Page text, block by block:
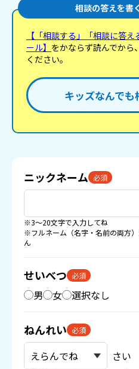
相談の答えを書
【「相談する」「相談に答
ール】 をかならず読んでから
ください。
キッズなんでも
ニックネーム 必須
※3〜20文字で入力してね
※フルネーム（名字・名前の両方
ん
せいべつ 必須
男 女 選択なし
ねんれい 必須
さい